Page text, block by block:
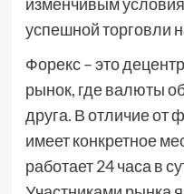
успешной торговли
Форекс – это
рынок, где валюты
друга. В отличие от
имеет конкретное
работает 24 часа в